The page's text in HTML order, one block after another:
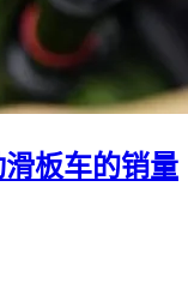
板车的销量